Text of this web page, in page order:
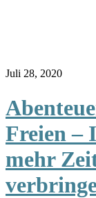
Juli 28, 2020
Freien –
mehr